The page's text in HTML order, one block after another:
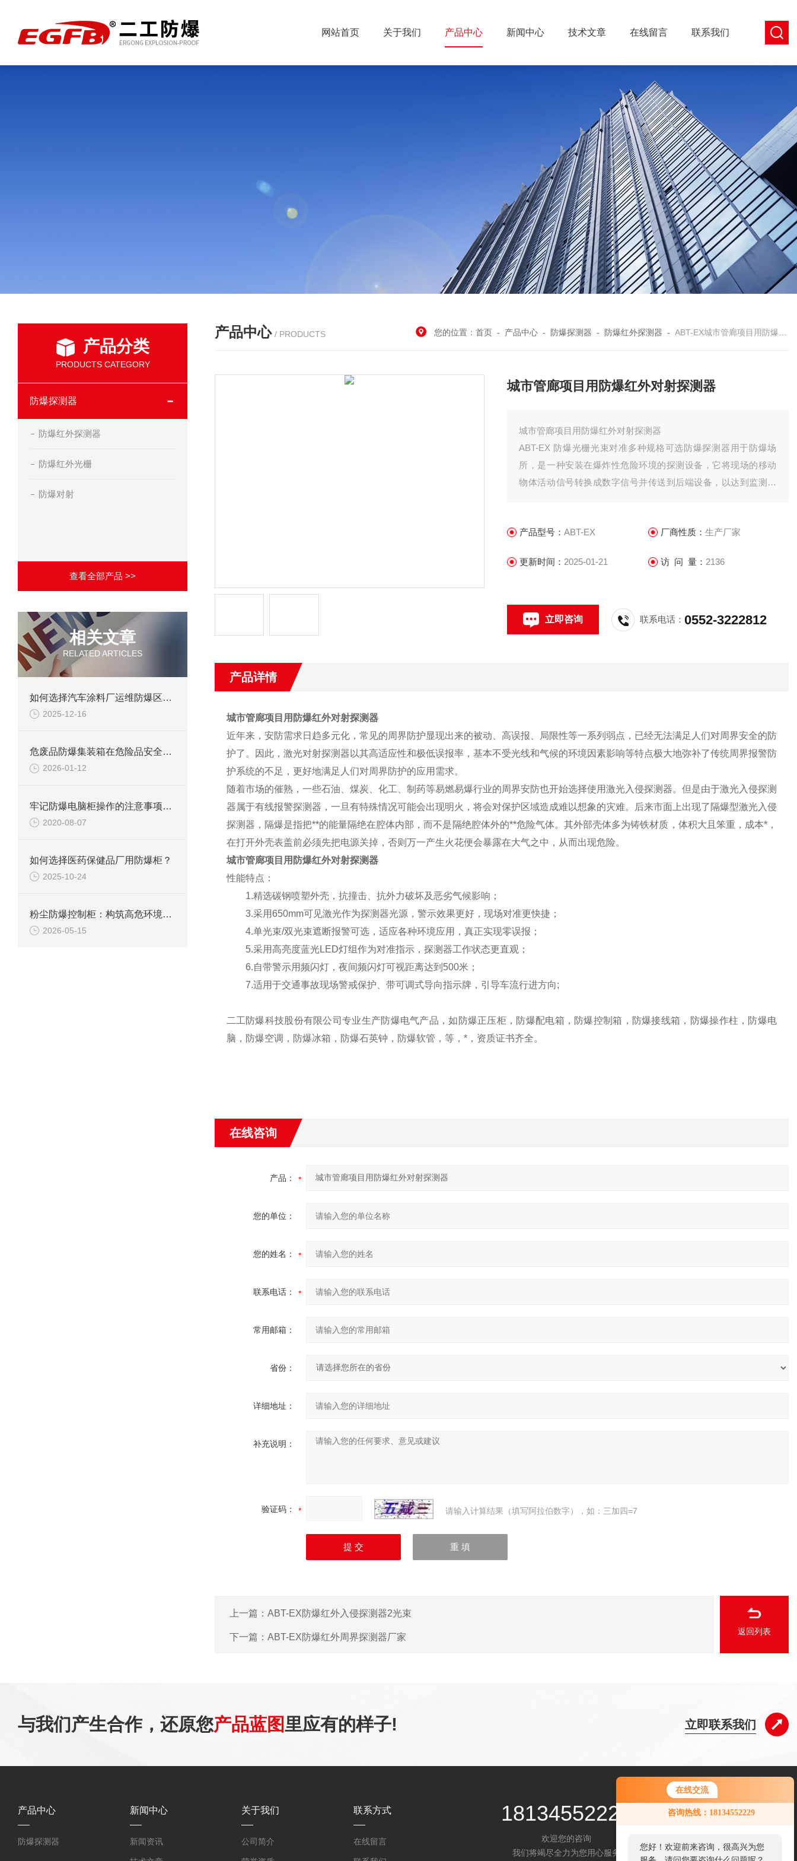
在线交流
咨询热线：18134552229
您好！欢迎前来咨询，很高兴为您
网站首页 关于我们 产品中心 新闻中心 技术文章 在线留言 联系我们
产品分类
PRODUCTS CATEGORY
防爆探测器
防爆红外探测器
防爆红外光栅
防爆对射
查看全部产品 >>
相关文章
RELATED ARTICLES
如何选择汽车涂料厂运维防爆区用防爆柜？
2025-12-16
危废品防爆集装箱在危险品安全出行中的必要性
2026-01-12
牢记防爆电脑柜操作的注意事项有多重要，一起来看看就知道啦！
2020-08-07
如何选择医药保健品厂用防爆柜？
2025-10-24
粉尘防爆控制柜：构筑高危环境下的电气安全屏障
2026-05-15
产品中心 / PRODUCTS 您的位置：首页 - 产品中心 - 防爆探测器 - 防爆红外探测器 -ABT-EX城市管廊项目用防爆红外对射探测器
城市管廊项目用防爆红外对射探测器
城市管廊项目用防爆红外对射探测器
ABT-EX 防爆光栅光束对准多种规格可选防爆探测器用于防爆场
所，是一种安装在爆炸性危险环境的探测设备，它将现场的移动
物体活动信号转换成数字信号并传送到后端设备，以达到监测现
产品型号：ABT-EX 厂商性质： 生产厂家
更新时间： 2025-01-21 访 问 量： 2136
立即咨询 联系电话：0552-3222812
产品详情
城市管廊项目用防爆红外对射探测器
近年来，安防需求日趋多元化，常见的周界防护显现出来的被动、高误报、局限性等一系列弱点，已经无法满足人们对周界安全的防
护了。因此，激光对射探测器以其高适应性和极低误报率，基本不受光线和气候的环境因素影响等特点极大地弥补了传统周界报警防
护系统的不足，更好地满足人们对周界防护的应用需求。
随着市场的催熟，一些石油、煤炭、化工、制药等易燃易爆行业的周界安防也开始选择使用激光入侵探测器。但是由于激光入侵探测
器属于有线报警探测器，一旦有特殊情况可能会出现明火，将会对保护区域造成难以想象的灾难。后来市面上出现了隔爆型激光入侵
探测器，隔爆是指把**的能量隔绝在腔体内部，而不是隔绝腔体外的**危险气体。其外部壳体多为铸铁材质，体积大且笨重，成本*，
在打开外壳表盖前必须先把电源关掉，否则万一产生火花便会暴露在大气之中，从而出现危险。
城市管廊项目用防爆红外对射探测器
性能特点：
1.精选碳钢喷塑外壳，抗撞击、抗外力破坏及恶劣气候影响；
3.采用650mm可见激光作为探测器光源，警示效果更好，现场对准更快捷；
4.单光束/双光束遮断报警可选，适应各种环境应用，真正实现零误报；
5.采用高亮度蓝光LED灯组作为对准指示，探测器工作状态更直观；
6.自带警示用频闪灯，夜间频闪灯可视距离达到500米；
7.适用于交通事故现场警戒保护、带可调式导向指示牌，引导车流行进方向;
二工防爆科技股份有限公司专业生产防爆电气产品，如防爆正压柜，防爆配电箱，防爆控制箱，防爆接线箱，防爆操作柱，防爆电
脑，防爆空调，防爆冰箱，防爆石英钟，防爆软管，等，*，资质证书齐全。
在线咨询
产品：
您的单位：
您的姓名：
联系电话：
常用邮箱：
省份：
详细地址：
补充说明：
验证码： 请输入计算结果（填写阿拉伯数字），如：三加四=7
上一篇： ABT-EX防爆红外入侵探测器2光束
下一篇： ABT-EX防爆红外周界探测器厂家
返回列表
与我们产生合作，还原您产品蓝图里应有的样子! 立即联系我们
产品中心
防爆探测器
新闻中心
新闻资讯
关于我们
公司简介
联系方式
在线留言
18134552229
欢迎您的咨询
我们将竭尽全力为您用心服务